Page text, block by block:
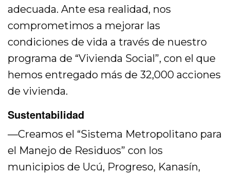
adecuada. Ante esa realidad, nos
comprometimos a mejorar las
condiciones de vida a través de nuestro
programa de “Vivienda Social”, con el que
hemos entregado más de 32,000 acciones
de vivienda.
Sustentabilidad
—Creamos el “Sistema Metropolitano para
el Manejo de Residuos” con los
municipios de Ucú, Progreso, Kanasín,